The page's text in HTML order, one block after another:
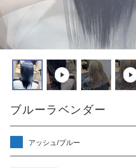
あり
ベージュ
シルバー
ブラウン
ピンク
マット/グリーン
オレンジ
バイオレット/パープ
ブルーラベンダー
アッシュ/ブルー